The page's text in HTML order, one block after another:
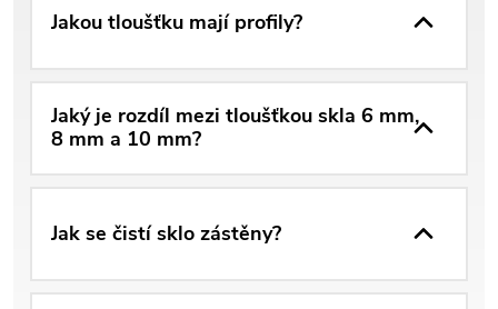
Jakou tloušťku mají profily?
Jaký je rozdíl mezi tloušťkou skla 6 mm,
8 mm a 10 mm?
Jak se čistí sklo zástěny?